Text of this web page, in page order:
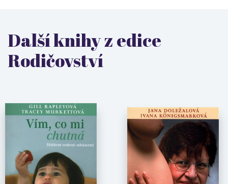
Další knihy z edice
Rodičovství